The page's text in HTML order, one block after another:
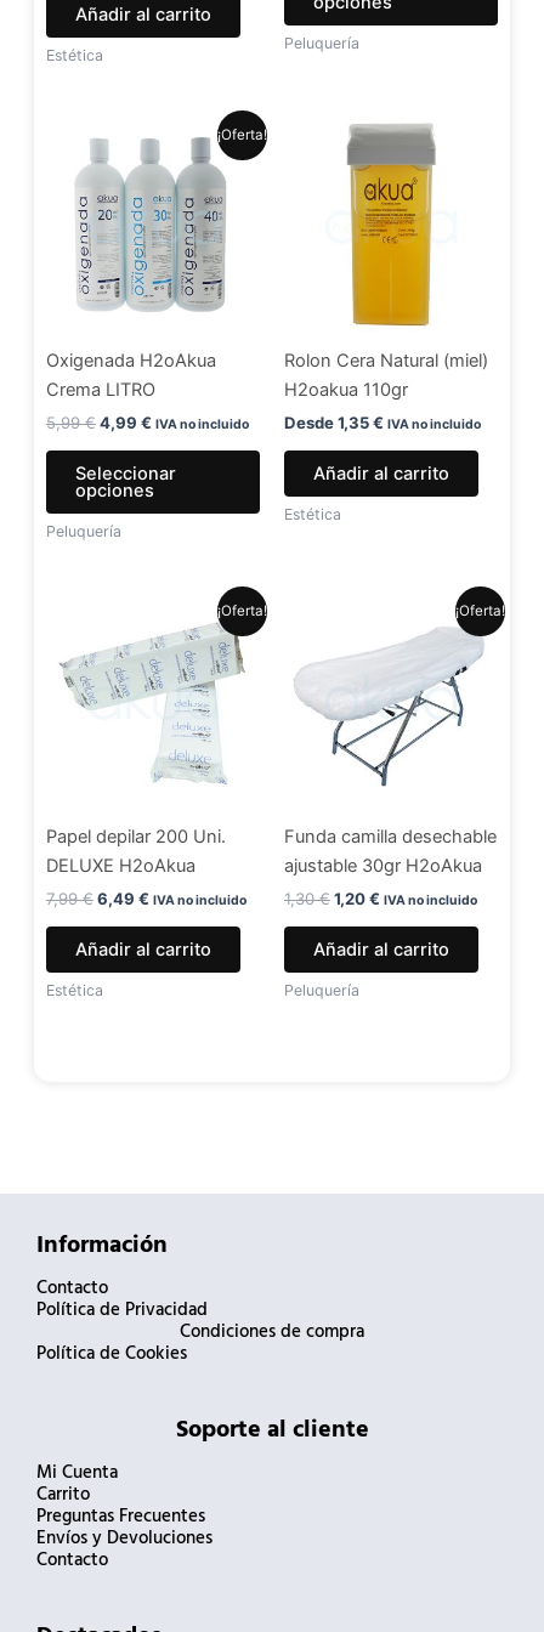
Añadir al carrito
Estética
Peluquería
¡Oferta!
Oxigenada H2oAkua
Crema LITRO
5,99€
original
era:
5,99 €.
4,99 €
precio
actual
4,99 €.
IVA no incluido
Seleccionar
opciones
Este
producto
pueden
elegir
la
página
de
Peluquería
Rolon Cera Natural (miel)
H2oakua 110gr
Desde1,35€ IVA no incluido
Añadir al carrito
Estética
¡Oferta!
Papel depilar 200 Uni.
DELUXE H2oAkua
7,99€
original
era:
7,99 €.
6,49 €
actual
es:
6,49 €.
IVA no incluido
Añadir al carrito
Estética
¡Oferta!
Funda camilla desechable
ajustable 30gr H2oAkua
1,30€
original
era:
1,20€
actual
1,20 €.
IVA no incluido
Añadir al carrito
Peluquería
Información
Contacto
Política de Privacidad
Condiciones de compra
Política de Cookies
Soporte al cliente
Mi Cuenta
Carrito
Preguntas Frecuentes
Envíos y Devoluciones
Contacto